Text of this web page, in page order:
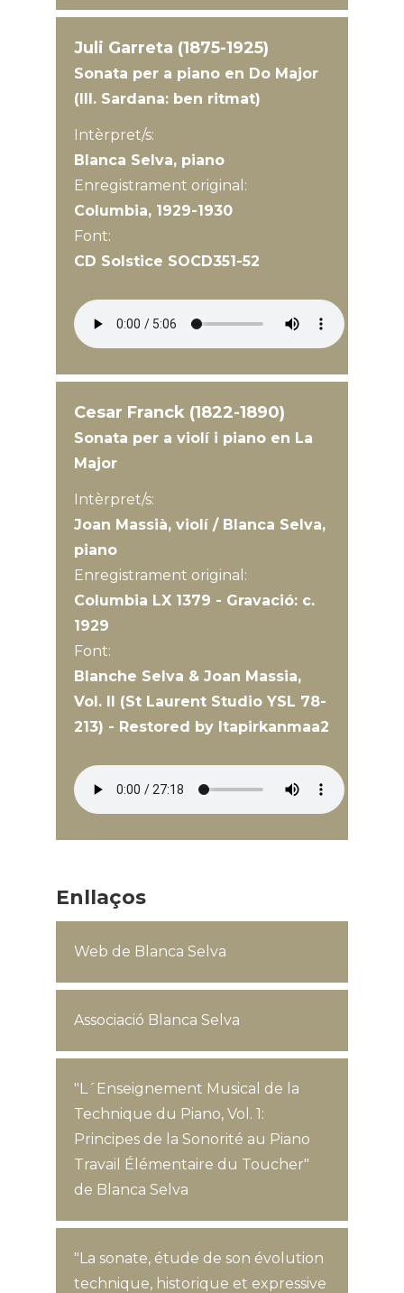
Juli Garreta (1875-1925)
Sonata per a piano en Do Major
(III. Sardana: ben ritmat)
Intèrpret/s:
Blanca Selva, piano
Enregistrament original:
Columbia, 1929-1930
Font:
CD Solstice SOCD351-52
Cesar Franck (1822-1890)
Sonata per a violí i piano en La
Major
Intèrpret/s:
Joan Massià, violí / Blanca Selva,
piano
Enregistrament original:
Columbia LX 1379 - Gravació: c.
1929
Font:
Blanche Selva & Joan Massia,
Vol. II (St Laurent Studio YSL 78-
213) - Restored by Itapirkanmaa2
Enllaços
Web de Blanca Selva
Associació Blanca Selva
"L´Enseignement Musical de la
Technique du Piano, Vol. 1:
Principes de la Sonorité au Piano
Travail Élémentaire du Toucher"
de Blanca Selva
"La sonate, étude de son évolution
technique, historique et expressive